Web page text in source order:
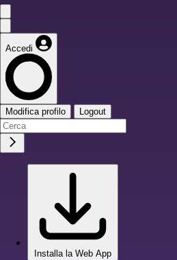
Accedi
Modifica profilo Logout
Installa la Web App